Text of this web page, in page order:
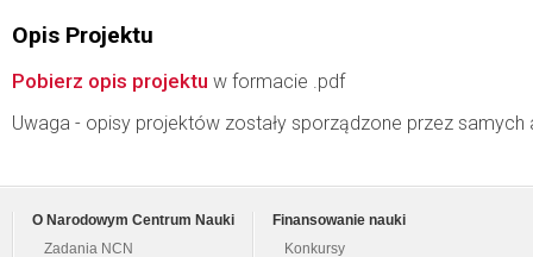
Opis Projektu
Pobierz opis projektu w formacie .pdf
Uwaga - opisy projektów zostały sporządzone przez
O Narodowym Centrum Nauki
Zadania NCN
Finansowanie nauki
Konkursy